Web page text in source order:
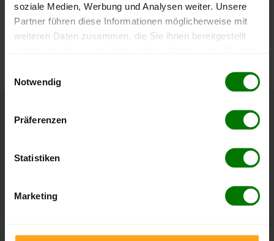
soziale Medien, Werbung und Analysen weiter. Unsere
Partner führen diese Informationen möglicherweise mit
weiteren Daten zusammen, die Sie ihnen bereitgestellt
Notwendig
Präferenzen
Statistiken
Marketing
lose Ware Sackware
Die aktuelle Preisentwicklung für Holzpellets in Deutschland
können Sie jederzeit auf unsererPelletspreise-Seite
Höchst- und Tiefststände der
Pelletspreise für lose Holzpellets und Holzpellets
Sackware in Pollenfeld
. Das dazugehörige Datum zeigt,
erreicht wurde.